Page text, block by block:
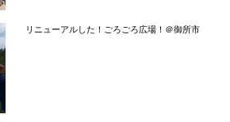
リニューアルした！ごろごろ広場！＠御所市